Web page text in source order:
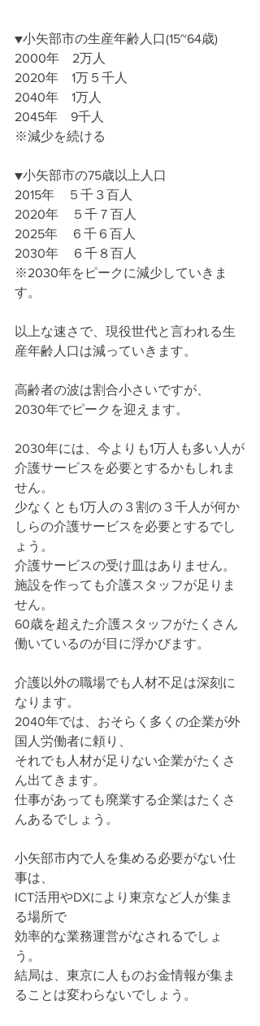
▼小矢部市の生産年齢人口(15~64歳)
2000年　2万人
2020年　1万５千人
2040年　1万人
2045年　9千人
※減少を続ける
▼小矢部市の75歳以上人口
2015年　５千３百人
2020年　５千７百人
2025年　６千６百人
2030年　６千８百人
※2030年をピークに減少していきま
す。
以上な速さで、現役世代と言われる生
産年齢人口は減っていきます。
高齢者の波は割合小さいですが、
2030年でピークを迎えます。
2030年には、今よりも1万人も多い人が
介護サービスを必要とするかもしれま
せん。
少なくとも1万人の３割の３千人が何か
しらの介護サービスを必要とするでし
ょう。
介護サービスの受け皿はありません。
施設を作っても介護スタッフが足りま
せん。
60歳を超えた介護スタッフがたくさん
働いているのが目に浮かびます。
介護以外の職場でも人材不足は深刻に
なります。
2040年では、おそらく多くの企業が外
国人労働者に頼り、
それでも人材が足りない企業がたくさ
ん出てきます。
仕事があっても廃業する企業はたくさ
んあるでしょう。
小矢部市内で人を集める必要がない仕
事は、
ICT活用やDXにより東京など人が集ま
る場所で
効率的な業務運営がなされるでしょ
う。
結局は、東京に人ものお金情報が集ま
ることは変わらないでしょう。